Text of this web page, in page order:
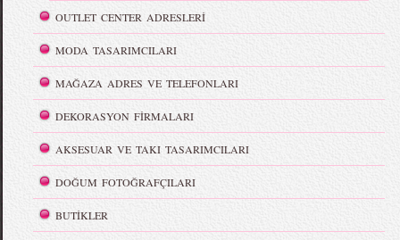
OUTLET CENTER ADRESLERİ
MODA TASARIMCILARI
MAĞAZA ADRES VE TELEFONLARI
DEKORASYON FİRMALARI
AKSESUAR VE TAKI TASARIMCILARI
DOĞUM FOTOĞRAFÇILARI
BUTİKLER